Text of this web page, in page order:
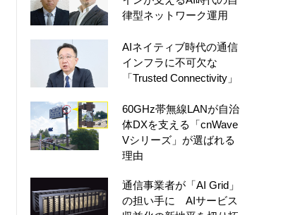
律型ネットワーク運用
AIネイティブ時代の通信
インフラに不可欠な
「Trusted Connectivity」
60GHz帯無線LANが自治
体DXを支える「cnWave
Vシリーズ」が選ばれる
理由
通信事業者が「AI Grid」
の担い手に AIサービス